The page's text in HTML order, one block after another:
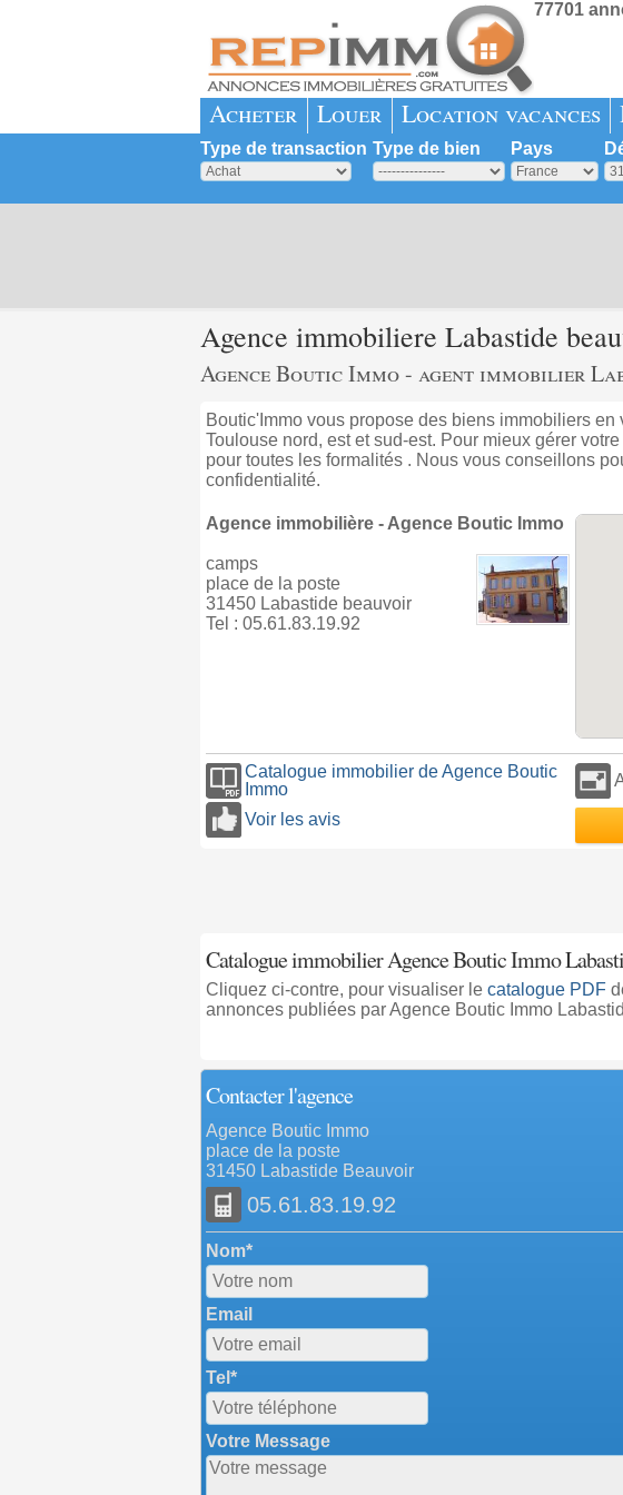
77701
Acheter Louer Location vacances
Type de transaction Type de bien Pays
Agence immobiliere Labastide
Agence Boutic Immo - agent immobilier
Boutic'Immo vous propose des biens immobiliers
Toulouse nord, est et sud-est. Pour mieux gérer
pour toutes les formalités . Nous vous conseillons
confidentialité.
Agence immobilière - Agence Boutic Immo
camps
place de la poste
31450 Labastide beauvoir
Tel : 05.61.83.19.92
Catalogue immobilier de Agence Boutic
Immo
Voir les avis
Catalogue immobilier Agence Boutic Immo
Cliquez ci-contre, pour visualiser le catalogue PDF
annonces publiées par Agence Boutic Immo
Contacter l'agence
Agence Boutic Immo
place de la poste
31450 Labastide Beauvoir
05.61.83.19.92
Nom*
Email
Tel*
Votre Message